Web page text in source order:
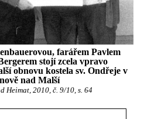
farářem Pavlem
stojí zcela vpravo
obnovu kostela sv. Ondřeje v
nad Malší
Heimat, 2010, č. 9/10, s. 64